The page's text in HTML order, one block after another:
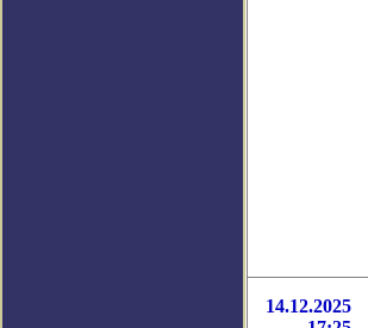
14.12.2025